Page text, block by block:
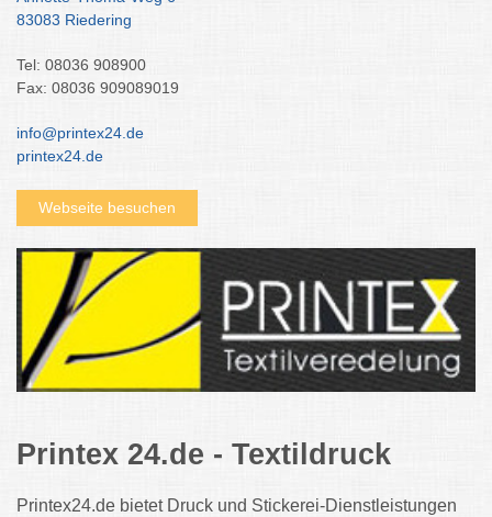
83083 Riedering
Tel: 08036 908900
Fax: 08036 909089019
info@printex24.de
printex24.de
Webseite besuchen
Printex 24.de - Textildruck
Printex24.de bietet Druck und Stickerei-Dienstleistungen